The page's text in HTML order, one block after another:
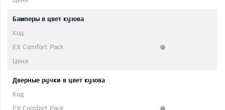
Бамперы в цвет кузова
Дверные ручки в цвет кузова